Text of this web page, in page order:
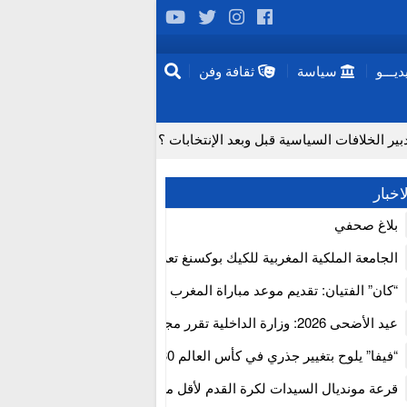
سياسة ثقافة وفن
السياسية قبل وبعد الإنتخابات ؟
لماذا تعد عمليات زرع الدماغ مستحيلة حاليا؟
لدى المسنين تزامناً مع “موجة الحر”
الإيجابي للمجلس الأعلى للحسابات
آفاق علاجات بيولوجية لاضطرابات القلب
من سلسلة إمداد قطاع البناء بالمغرب
بلاغ صحفي
الجامعة الملكية المغربية للكيك بوكسنغ تعرب عن ارتياحها للتجاوب
للمجلس الأعلى للحسابات
“كان” الفتيان: تقديم موعد مباراة المغرب والكاميرون بسبب نهائي
إفريقيا
عيد الأضحى 2026: وزارة الداخلية تقرر مجانية ولوج أسواق الماشية
استنفار” لتنظيمها
“فيفا” يلوح بتغيير جذري في كأس العالم 2030